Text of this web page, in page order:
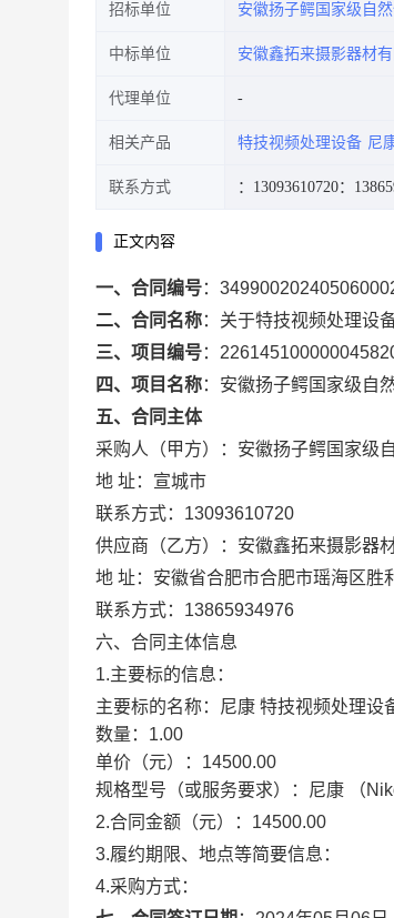
招标单位 安徽扬子鳄国家级自
中标单位 安徽鑫拓来摄影器材有
代理单位
相关产品 特技视频处理设备 尼
联系方式 ：13093610720：
正文内容
一、合同编号：
二、合同名称： 关于特技视频处理设
三、项目编号：
四、项目名称： 安徽扬子鳄国家级自
五、合同主体
采购人（甲方）： 安徽扬子鳄国家级
地 址： 宣城市
联系方式： 13093610720
供应商（乙方）： 安徽鑫拓来摄影器
地 址： 安徽省合肥市合肥市瑶海区胜
联系方式： 13865934976
六、合同主体信息
1.主要标的信息：
主要标的名称：
尼康 特技视频处理设
数量： 1.00
单价（元）： 14500.00
规格型号（或服务要求）：
尼康 （
2.合同金额（元）： 14500.00
3.履约期限、地点等简要信息：
4.采购方式：